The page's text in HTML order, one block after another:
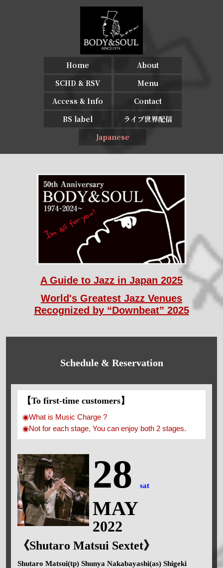
Home
About
SCHD & RSV
Menu
Access & Info
Contact
BS label
ライブ世界配信
Japanese
A Guide to Jazz in Japan 2025
World's Greatest Jazz Venues
Recognized by “Downbeat” 2025
Schedule & Reservation
【To first-time customers】
◉What is Music Charge ?
◉Not for each stage, You can enjoy both 2 stages.
28 sat
MAY
2022
《Shutaro Matsui Sextet》
Shutaro Matsui(tp) Shunya Nakabayashi(as) Shigeki